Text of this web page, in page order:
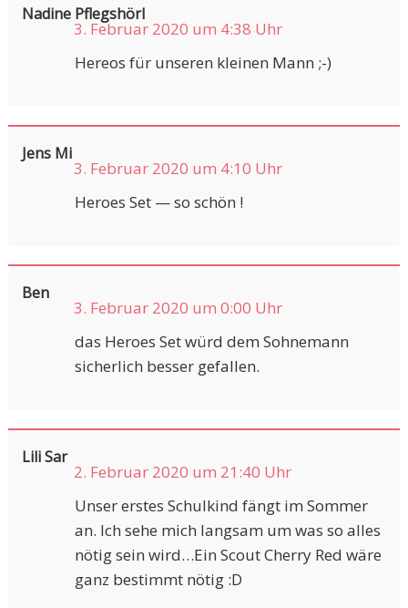
Nadine Pflegshörl
3. Februar 2020 um 4:38 Uhr
Hereos für unseren kleinen Mann ;-)
Jens Mi
3. Februar 2020 um 4:10 Uhr
Heroes Set — so schön !
Ben
3. Februar 2020 um 0:00 Uhr
das Heroes Set würd dem Sohnemann
sicherlich besser gefallen.
Lili Sar
2. Februar 2020 um 21:40 Uhr
Unser erstes Schulkind fängt im Sommer
an. Ich sehe mich langsam um was so alles
nötig sein wird…Ein Scout Cherry Red wäre
ganz bestimmt nötig :D